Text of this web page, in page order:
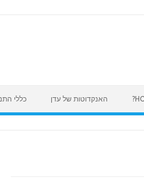
האנקדוטות של עדן כללי